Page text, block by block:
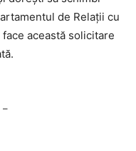
de Relații cu
această solicitare
–